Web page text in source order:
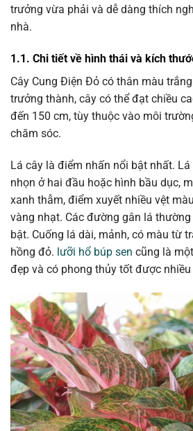
trưởng vừa phải và dễ dàng thích
nhà.
1.1. Chi tiết về hình thái và kích
Cây Cung Điện Đỏ có thân màu
trưởng thành, cây có thể đạt chiều
đến 150 cm, tùy thuộc vào môi
chăm sóc.
Lá cây là điểm nhấn nổi bật nhất.
nhọn ở hai đầu hoặc hình bầu dục,
xanh thẫm, điểm xuyết nhiều vệt
vàng nhạt. Các đường gân lá
bật. Cuống lá dài, mảnh, có màu từ
hồng đỏ. lưỡi hổ búp sen cũng là
đẹp và có phong thủy tốt được